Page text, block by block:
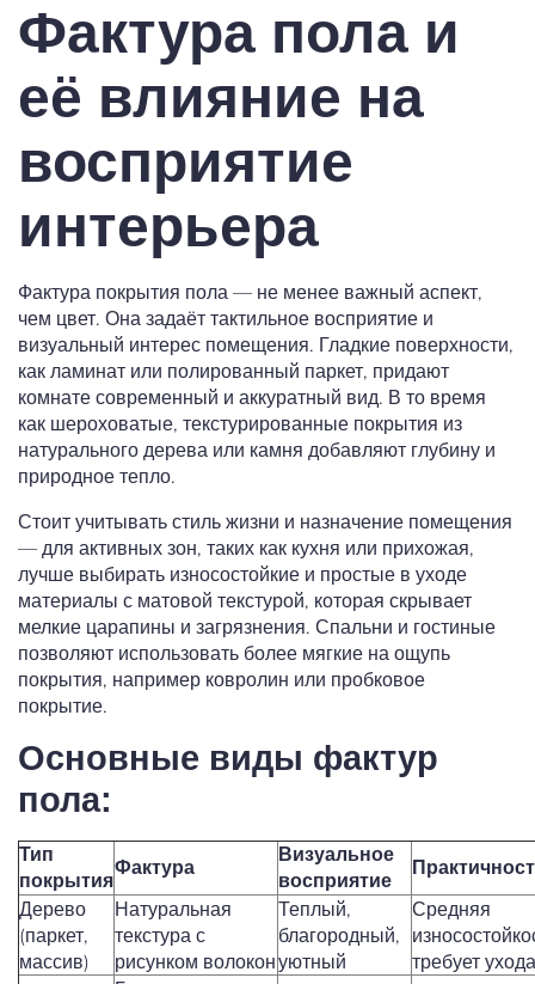
Фактура пола и
её влияние на
восприятие
интерьера
Фактура покрытия пола — не менее важный аспект,
чем цвет. Она задаёт тактильное восприятие и
визуальный интерес помещения. Гладкие поверхности,
как ламинат или полированный паркет, придают
комнате современный и аккуратный вид. В то время
как шероховатые, текстурированные покрытия из
натурального дерева или камня добавляют глубину и
природное тепло.
Стоит учитывать стиль жизни и назначение помещения
— для активных зон, таких как кухня или прихожая,
лучше выбирать износостойкие и простые в уходе
материалы с матовой текстурой, которая скрывает
мелкие царапины и загрязнения. Спальни и гостиные
позволяют использовать более мягкие на ощупь
покрытия, например ковролин или пробковое
покрытие.
Основные виды фактур
пола:
Тип
покрытия
Фактура
Визуальное
восприятие
Дерево
(паркет,
массив)
Натуральная
текстура с
рисунком волокон
Теплый,
благородный,
уютный
Средняя
требует ухода